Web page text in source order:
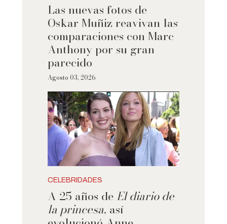
Las nuevas fotos de
Oskar Muñiz reavivan las
comparaciones con Marc
Anthony por su gran
parecido
Agosto 03, 2026
CELEBRIDADES
A 25 años de El diario de
la princesa, así